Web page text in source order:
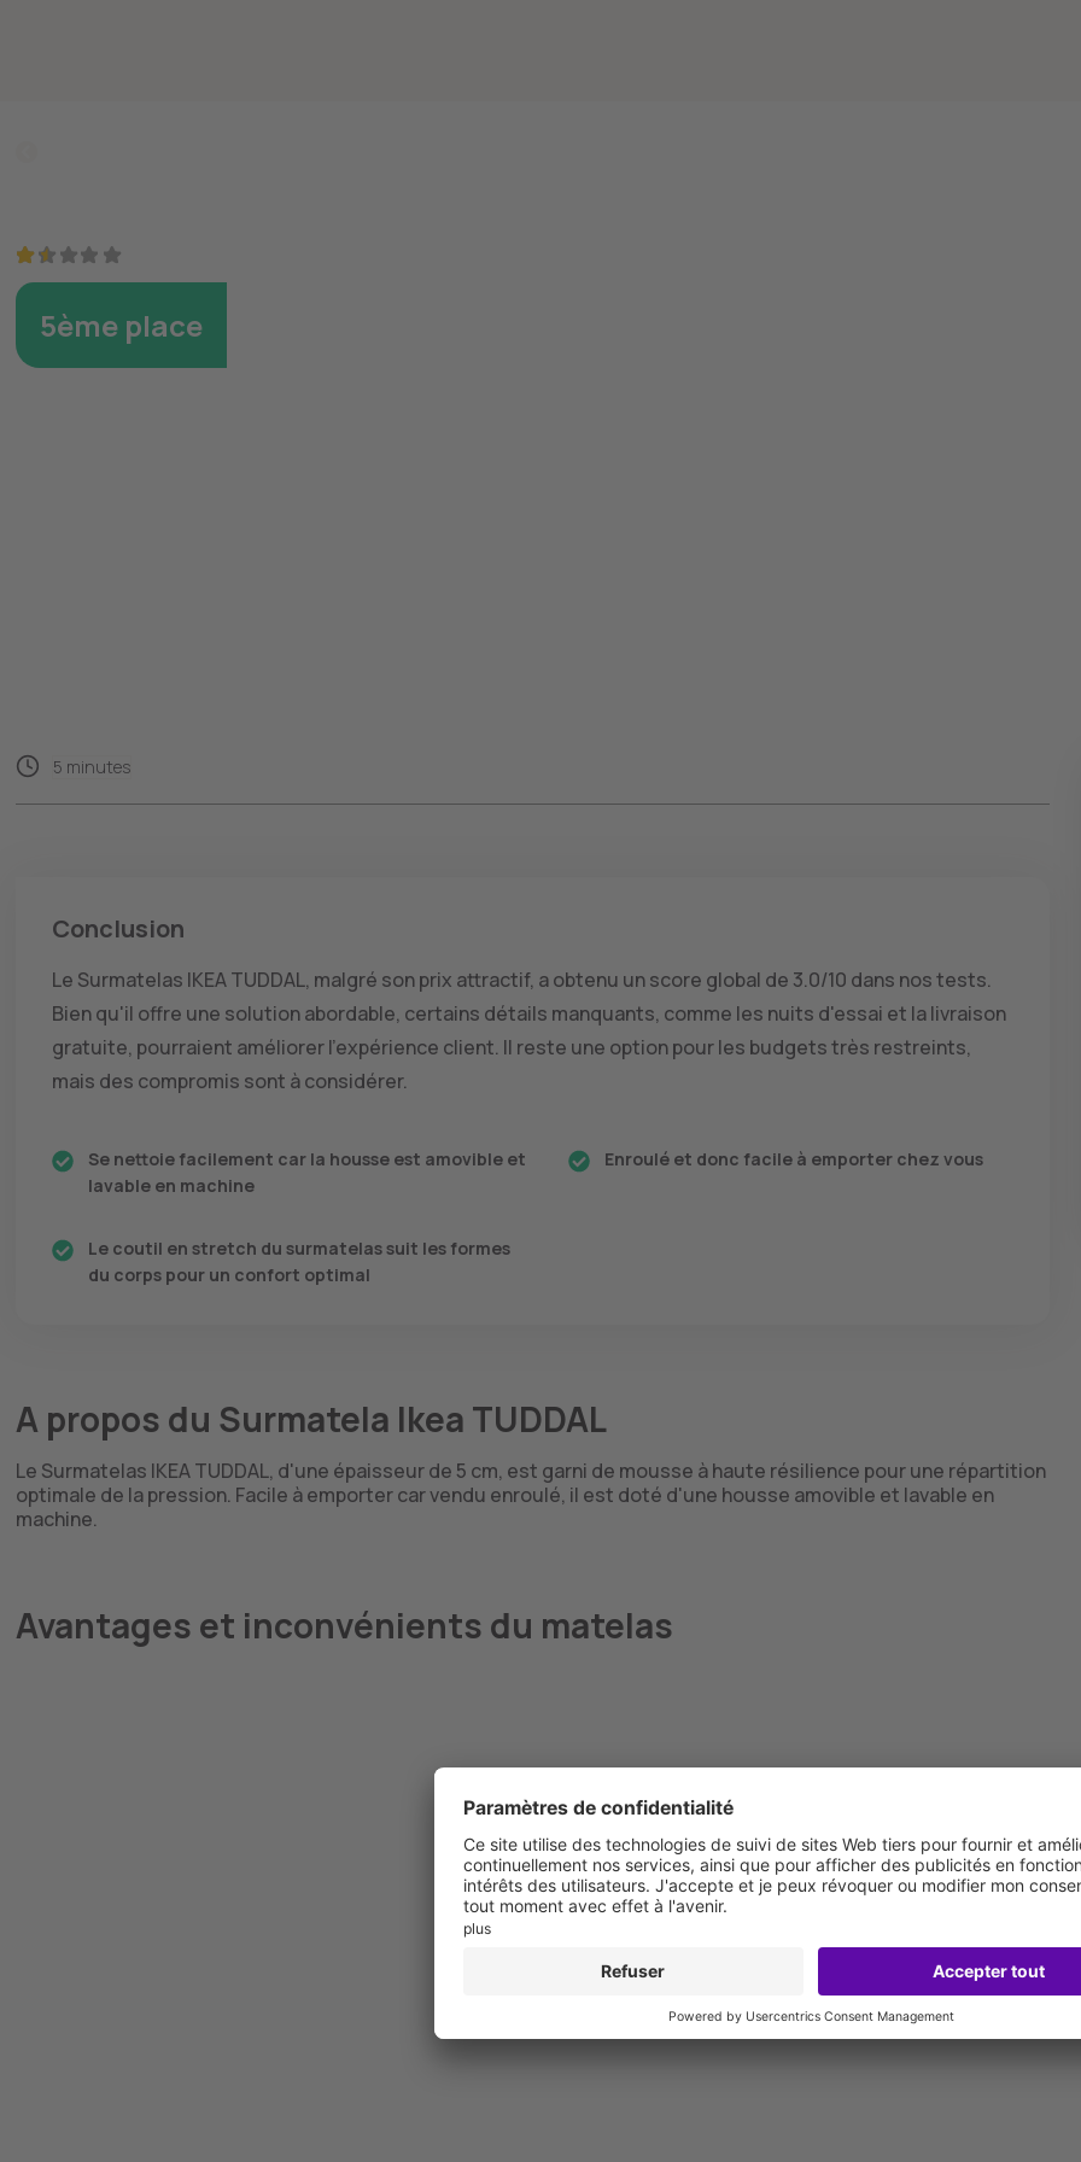
5ème place
5 minutes
Conclusion
Le Surmatelas IKEA TUDDAL, malgré son prix attractif, a obtenu un score global de 3.0/10 dans nos tests.
Bien qu'il offre une solution abordable, certains détails manquants, comme les nuits d'essai et la livraison
gratuite, pourraient améliorer l'expérience client. Il reste une option pour les budgets très restreints,
mais des compromis sont à considérer.
Se nettoie facilement car la housse est amovible et
lavable en machine
Enroulé et donc facile à emporter chez vous
Le coutil en stretch du surmatelas suit les formes
du corps pour un confort optimal
A propos du Surmatela Ikea TUDDAL
Le Surmatelas IKEA TUDDAL, d'une épaisseur de 5 cm, est garni de mousse à haute résilience pour une répartition
optimale de la pression. Facile à emporter car vendu enroulé, il est doté d'une housse amovible et lavable en
machine.
Avantages et inconvénients du matelas
Garnissage en mousse à haute résilience